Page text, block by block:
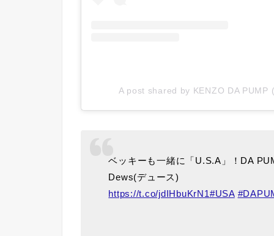
A post shared by KENZO DA PUMP
ベッキーも一緒に「U.S.A」！DA
Dews(デュース)
https://t.co/jdIHbuKrN1#USA